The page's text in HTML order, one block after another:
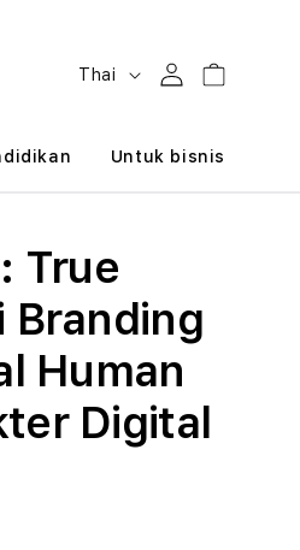
B
h
a
Thai MasukKeranjang
Untuk bisnis
True
Branding
Human
Digital